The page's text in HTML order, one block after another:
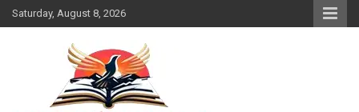
Skip
to
Saturday, August 8, 2026